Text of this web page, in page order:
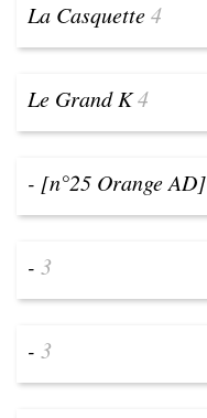
La Casquette4
Le Grand K4
- [n°25 Orange AD]
- 3
- 3